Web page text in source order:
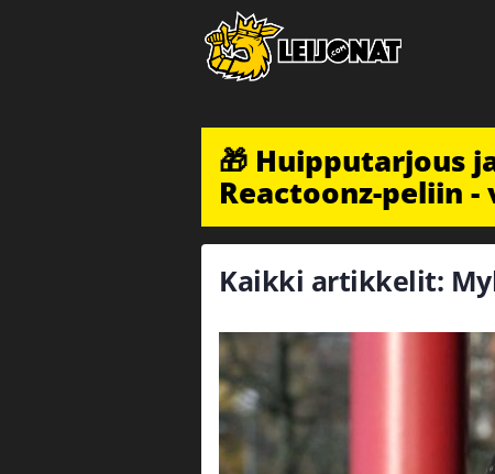
🎁 Huipputarjous
Reactoonz-peliin -
Kaikki artikkelit: